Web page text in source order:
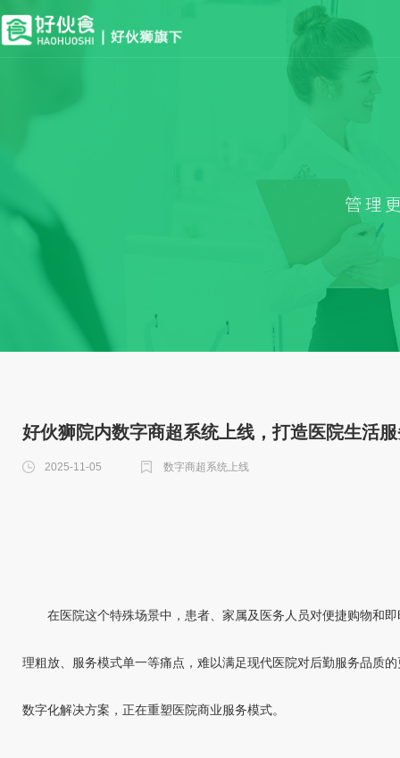
好伙狮院内数字商超系统上线，打造医院生活
2025-11-05 数字商超系统上线
在医院这个特殊场景中，患者、家属及医务人员对便捷购物和
理粗放、服务模式单一等痛点，难以满足现代医院对后勤服务品质
数字化解决方案，正在重塑医院商业服务模式。